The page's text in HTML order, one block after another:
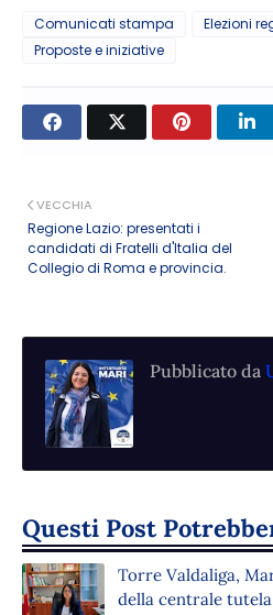
Comunicati stampa
Elezioni
Proposte e iniziative
VECCHIA
Regione Lazio: presentati i
candidati di Fratelli d'Italia del
Collegio di Roma e provincia.
Pubblicato da
Questi Post
Torre Valdaliga,
della centrale